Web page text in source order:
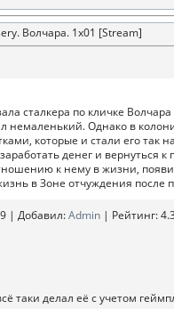
Волчара. 1x01 [Stream]
сталкера по кличке
немаленький. Однако в
которые и стали его
денег и
к нему в жизни,
в Зоне отчуждения
| Добавил:Аdmin | Рейтинг:
таки делал её с учетом